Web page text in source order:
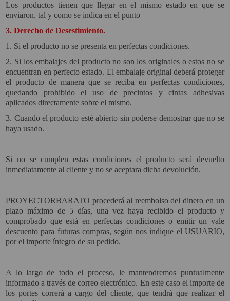
Los productos tienen que llegar en el mismo estado en que se
enviaron, tal y como se indica en el punto
3. Derecho de Desestimiento.
1. Si el producto no se presenta en perfectas condiciones.
2. Si los embalajes del producto no son los originales o estos no se
encuentran en perfecto estado. El embalaje original deberá proteger
el producto de manera que se reciba en perfectas condiciones,
quedando prohibido el uso de precintos y cintas adhesivas
aplicados directamente sobre el mismo.
3. Cuando el producto esté abierto sin poderse demostrar que no se
haya usado.
Si no se cumplen estas condiciones el producto será devuelto
inmediatamente al cliente y no se aceptara dicha devolución.
PROYECTORBARATO procederá al reembolso del dinero en un
plazo máximo de 5 días, una vez haya recibido el producto y
comprobado que está en perfectas condiciones o emitir un vale
descuento para futuras compras, según nos indique el USUARIO,
por el importe íntegro de su pedido.
A lo largo de todo el proceso, le mantendremos puntualmente
informado a través de correo electrónico. En este caso el importe de
los portes correrá a cargo del cliente, que tendrá que realizar el